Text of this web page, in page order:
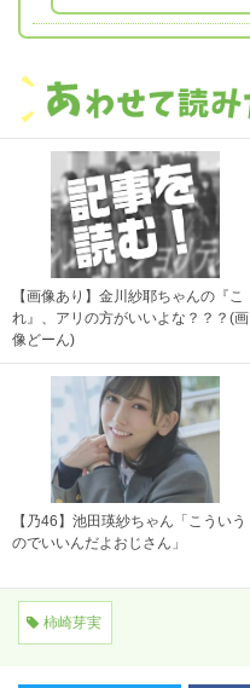
【画像あり】金川紗耶ちゃんの『こ
れ』、アリの方がいいよな？？？(画
像どーん)
【乃46】池田瑛紗ちゃん「こういう
のでいいんだよおじさん」
柿崎芽実